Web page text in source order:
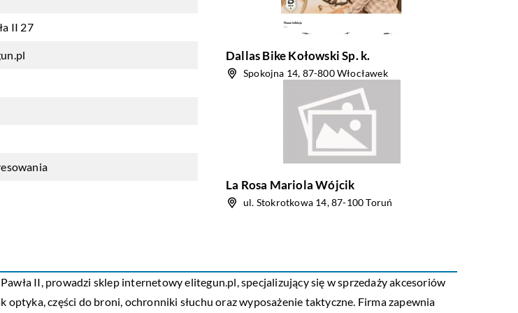
II 27
Dallas Bike Kołowski Sp. k.
Spokojna 14, 87-800 Włocławek
La Rosa Mariola Wójcik
ul. Stokrotkowa 14, 87-100 Toruń
Pawła II, prowadzi sklep internetowyelitegun.pl, specjalizujący się w sprzedaży akcesoriów
części do broni, ochronniki słuchu oraz wyposażenie taktyczne. Firma zapewnia